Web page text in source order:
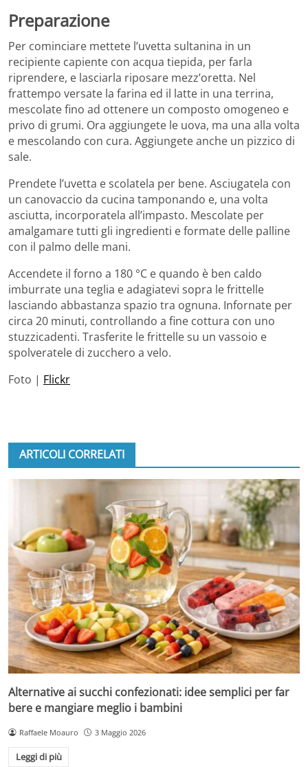
Preparazione
Per cominciare mettete l’uvetta sultanina in un
recipiente capiente con acqua tiepida, per farla
riprendere, e lasciarla riposare mezz’oretta. Nel
frattempo versate la farina ed il latte in una terrina,
mescolate fino ad ottenere un composto omogeneo e
privo di grumi. Ora aggiungete le uova, ma una alla volta
e mescolando con cura. Aggiungete anche un pizzico di
sale.
Prendete l’uvetta e scolatela per bene. Asciugatela con
un canovaccio da cucina tamponando e, una volta
asciutta, incorporatela all’impasto. Mescolate per
amalgamare tutti gli ingredienti e formate delle palline
con il palmo delle mani.
Accendete il forno a 180 °C e quando è ben caldo
imburrate una teglia e adagiatevi sopra le frittelle
lasciando abbastanza spazio tra ognuna. Infornate per
circa 20 minuti, controllando a fine cottura con uno
stuzzicadenti. Trasferite le frittelle su un vassoio e
spolveratele di zucchero a velo.
Foto | Flickr
ARTICOLI CORRELATI
Alternative ai succhi confezionati: idee semplici per far
bere e mangiare meglio i bambini
Raffaele Moauro 3 Maggio 2026
Leggi di più